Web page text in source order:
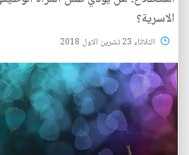
الاسرية؟
الثلاثاء 23 تشرين الاول 2018